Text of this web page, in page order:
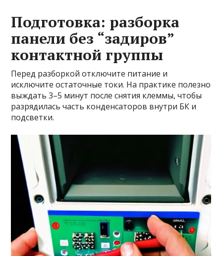
Подготовка: разборка
панели без “задиров”
контактной группы
Перед разборкой отключите питание и
исключите остаточные токи. На практике полезно
выждать 3–5 минут после снятия клеммы, чтобы
разрядилась часть конденсаторов внутри БК и
подсветки.